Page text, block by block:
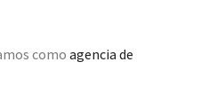
comoagencia de